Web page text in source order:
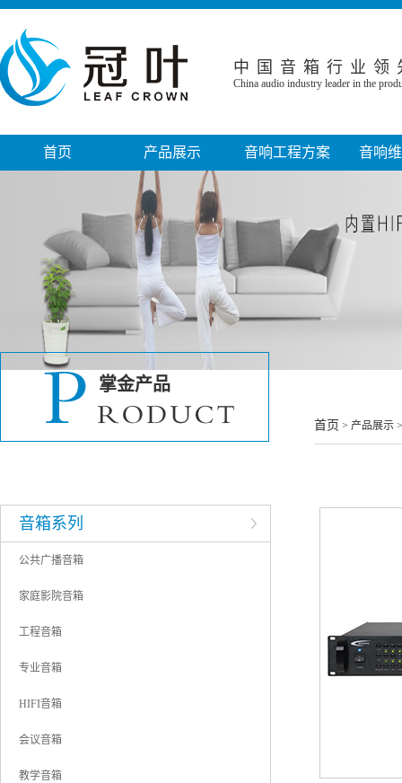
中国音箱行业
China audio industry leader in the
首页 产品展示
音箱系列
功放系列
话筒系列
调音台系列
线性阵列音箱
音响周边设备系列
音响工程方案
小型电影院工程
KTV娱乐工程
会议室音响工程
教堂音响工程
企业单位音响工程
音响
音响保修
掌金产品
音箱系列
公共广播音箱
家庭影院音箱
工程音箱
专业音箱
HIFI音箱
会议音箱
教学音箱
首页 > 产品展示